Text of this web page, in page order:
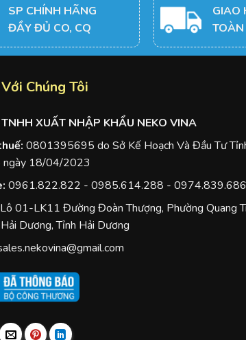
SP CHÍNH HÃNG
ĐẦY ĐỦ CO, CQ
GIAO
Chúng Tôi
XUẤT NHẬP KHẨU NEKO VINA
0801395695 do Sở Kế Hoạch Và Đầu Tư
ngày 18/04/2023
0961.822.822 - 0985.614.288 - 0974.839.686
Lô 01-LK11 Đường Đoàn Thượng, Phường Quang
Dương, Tỉnh Hải Dương